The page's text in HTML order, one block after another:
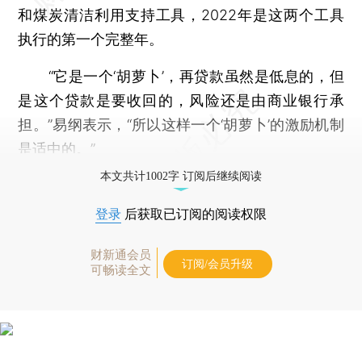
和煤炭清洁利用支持工具，2022年是这两个工具
执行的第一个完整年。
“它是一个‘胡萝卜’，再贷款虽然是低息的，但
是这个贷款是要收回的，风险还是由商业银行承
担。”易纲表示，“所以这样一个‘胡萝卜’的激励机制
是适中的。”
本文共计1002字 订阅后继续阅读
登录 后获取已订阅的阅读权限
财新通会员
可畅读全文
订阅/会员升级